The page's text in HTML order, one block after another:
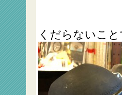
くだらないこ